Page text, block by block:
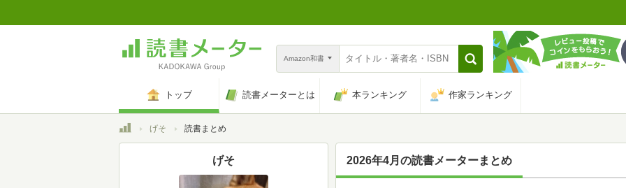
Amazon和書
トップ 読書メーターとは 本ランキング 作家ランキング
トップげそ 読書まとめ
2026年4月の読書メーターまとめ
げそ